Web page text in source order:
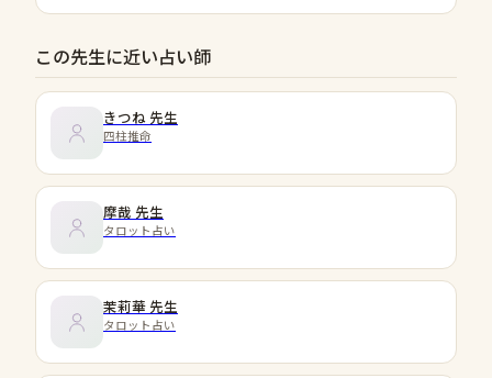
この先生に近い占い師
きつね 先生
四柱推命
摩哉 先生
タロット占い
茉莉華 先生
タロット占い